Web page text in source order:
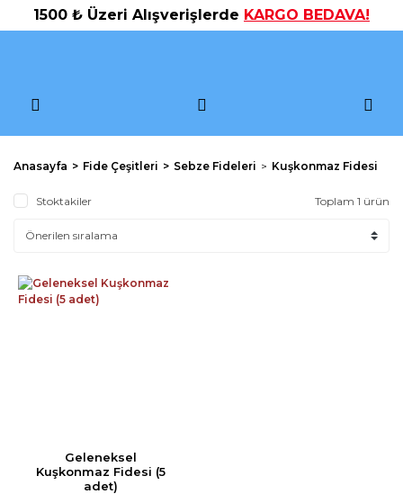
1500 ₺ Üzeri Alışverişlerde KARGO BEDAVA!
Anasayfa Fide Çeşitleri Sebze Fideleri Kuşkonmaz Fidesi
Stoktakiler Toplam 1 ürün
Geleneksel
Kuşkonmaz Fidesi (5
adet)